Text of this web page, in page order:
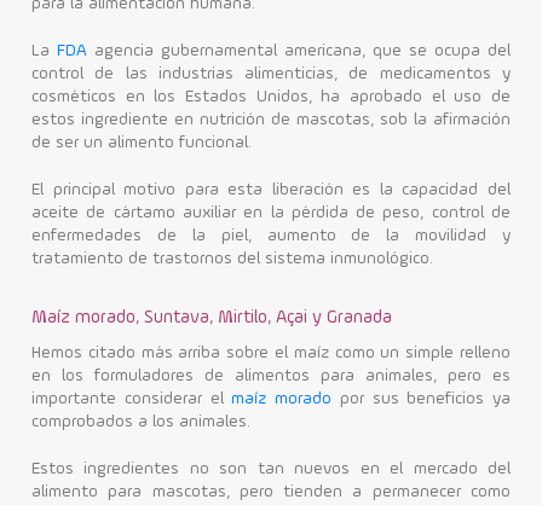
para la alimentación humana.
La FDA agencia gubernamental americana, que se ocupa del
control de las industrias alimenticias, de medicamentos y
cosméticos en los Estados Unidos, ha aprobado el uso de
estos ingrediente en nutrición de mascotas, sob la afirmación
de ser un alimento funcional.
El principal motivo para esta liberación es la capacidad del
aceite de cártamo auxiliar en la pérdida de peso, control de
enfermedades de la piel, aumento de la movilidad y
tratamiento de trastornos del sistema inmunológico.
Maíz morado, Suntava, Mirtilo, Açai y Granada
Hemos citado más arriba sobre el maíz como un simple relleno
en los formuladores de alimentos para animales, pero es
importante considerar elmaíz morado por sus beneficios ya
comprobados a los animales.
Estos ingredientes no son tan nuevos en el mercado del
alimento para mascotas, pero tienden a permanecer como